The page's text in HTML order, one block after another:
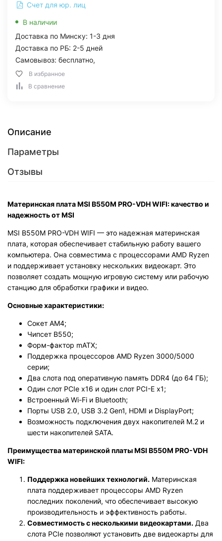
Счет для юр. лиц
В наличии
Доставка по Минску: 1-3 дня
Доставка по РБ: 2-5 дней
Самовывоз: бесплатно,
В избранное
В сравнение
Описание
Параметры
Отзывы
Материнская плата MSI B550M PRO-VDH WIFI: качество и
надежность от MSI
MSI B550M PRO-VDH WIFI — это надежная материнская
плата, которая обеспечивает стабильную работу вашего
компьютера. Она совместима с процессорами AMD Ryzen
и поддерживает установку нескольких видеокарт. Это
позволяет создать мощную игровую систему или рабочую
станцию для обработки графики и видео.
Основные характеристики:
Сокет AM4;
Чипсет B550;
Форм-фактор mATX;
Поддержка процессоров AMD Ryzen 3000/5000
серии;
Два слота под оперативную память DDR4 (до 64 ГБ);
Один слот PCIe x16 и один слот PCI-E x1;
Встроенный Wi-Fi и Bluetooth;
Порты USB 2.0, USB 3.2 Gen1, HDMI и DisplayPort;
Возможность подключения двух накопителей M.2 и
шести накопителей SATA.
Преимущества материнской платы MSI B550M PRO-VDH
WIFI:
Поддержка новейших технологий. Материнская
плата поддерживает процессоры AMD Ryzen
последних поколений, что обеспечивает высокую
производительность и эффективность работы.
Совместимость с несколькими видеокартами. Два
слота PCIe позволяют установить две видеокарты для